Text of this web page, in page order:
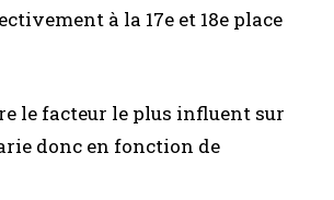
à la 17e et 18e place
le facteur le plus influent sur
donc en fonction de